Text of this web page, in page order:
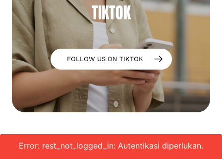
TIKTOK
FOLLOW US ON TIKTOK
Error: rest_not_logged_in: Autentikasi diperlukan.